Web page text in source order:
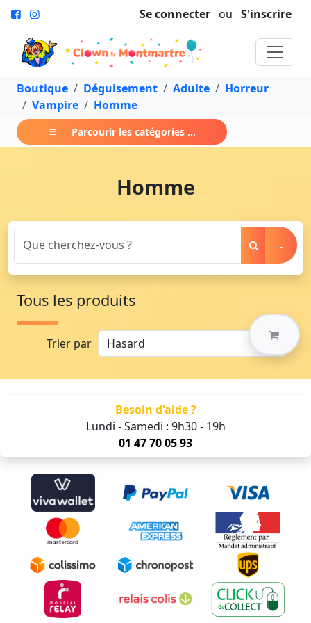
Se connecter ou S'inscrire
Boutique Déguisement Adulte
Horreur
Vampire
Homme
Parcourir les catégories ...
Homme
Tous les produits
Trier par
Besoin d'aide ?
Lundi - Samedi : 9h30 - 19h
01 47 70 05 93